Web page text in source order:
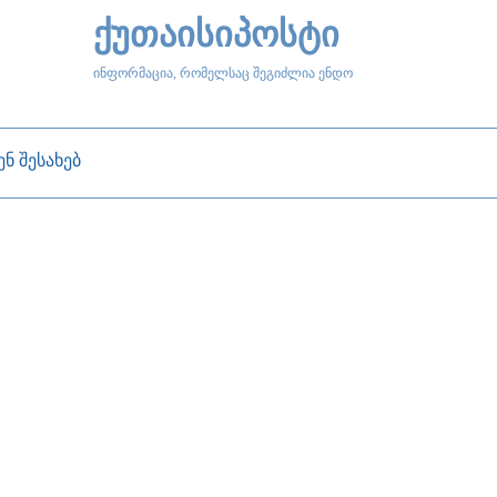
ქუთაისიპოსტი
ინფორმაცია, რომელსაც შეგიძლია ენდო
შესახებ